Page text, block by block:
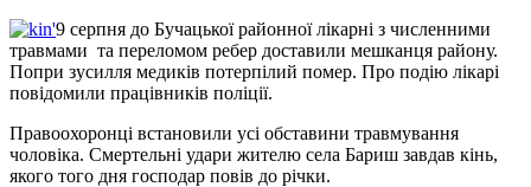
9 серпня до Бучацької районної лікарні з численними
травмами та переломом ребер доставили мешканця району.
Попри зусилля медиків потерпілий помер. Про подію лікарі
повідомили працівників поліції.
Правоохоронці встановили усі обставини травмування
чоловіка. Смертельні удари жителю села Бариш завдав кінь,
якого того дня господар повів до річки.